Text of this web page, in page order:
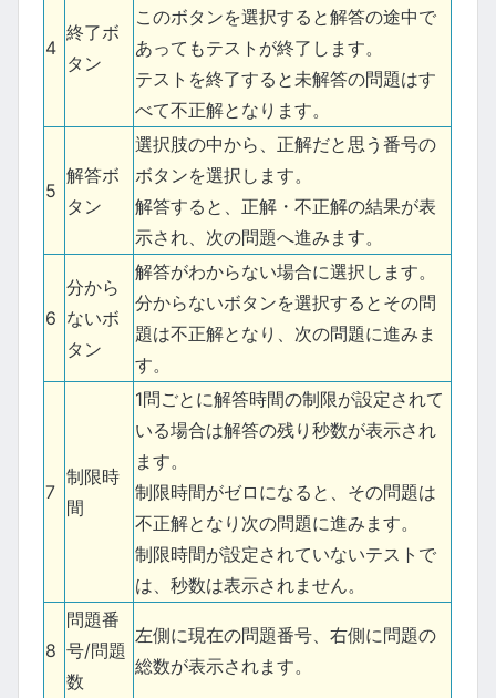
4
終了ボ
タン
このボタンを選択すると解答の途中で
あってもテストが終了します。
テストを終了すると未解答の問題はす
べて不正解となります。
5
解答ボ
タン
選択肢の中から、正解だと思う番号の
ボタンを選択します。
解答すると、正解・不正解の結果が表
示され、次の問題へ進みます。
6
分から
ないボ
タン
解答がわからない場合に選択します。
分からないボタンを選択するとその問
題は不正解となり、次の問題に進みま
す。
7
制限時
間
1問ごとに解答時間の制限が設定されて
いる場合は解答の残り秒数が表示され
ます。
制限時間がゼロになると、その問題は
不正解となり次の問題に進みます。
制限時間が設定されていないテストで
は、秒数は表示されません。
8
問題番
号/問題
数
左側に現在の問題番号、右側に問題の
総数が表示されます。